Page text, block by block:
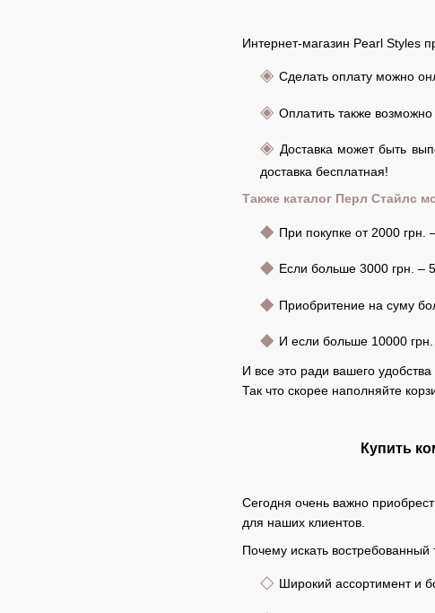
Интернет-магазин Pearl Styles
◈ Сделать оплату можно
◈ Оплатить также
◈ Доставка может быть
доставка бесплатная!
Также каталог Перл Стайлс
◆ При покупке от 2000 грн.
◆ Если больше 3000 грн. –
◆ Приобритение на суму
◆ И если больше 10000 грн.
И все это ради вашего
Так что скорее наполняйте
Купить
Сегодня очень важно
для наших клиентов.
Почему искать
◇ Широкий ассортимент и